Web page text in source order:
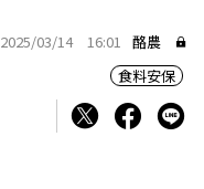
2025/03/14 16:01 酪農
食料安保